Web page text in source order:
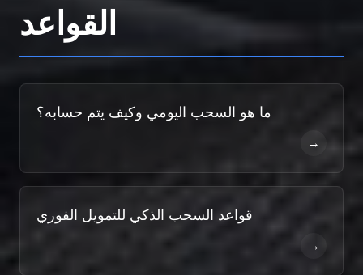
القواعد
ما هو السحب اليومي وكيف يتم حسابه؟
→
قواعد السحب الذكي للتمويل الفوري
→